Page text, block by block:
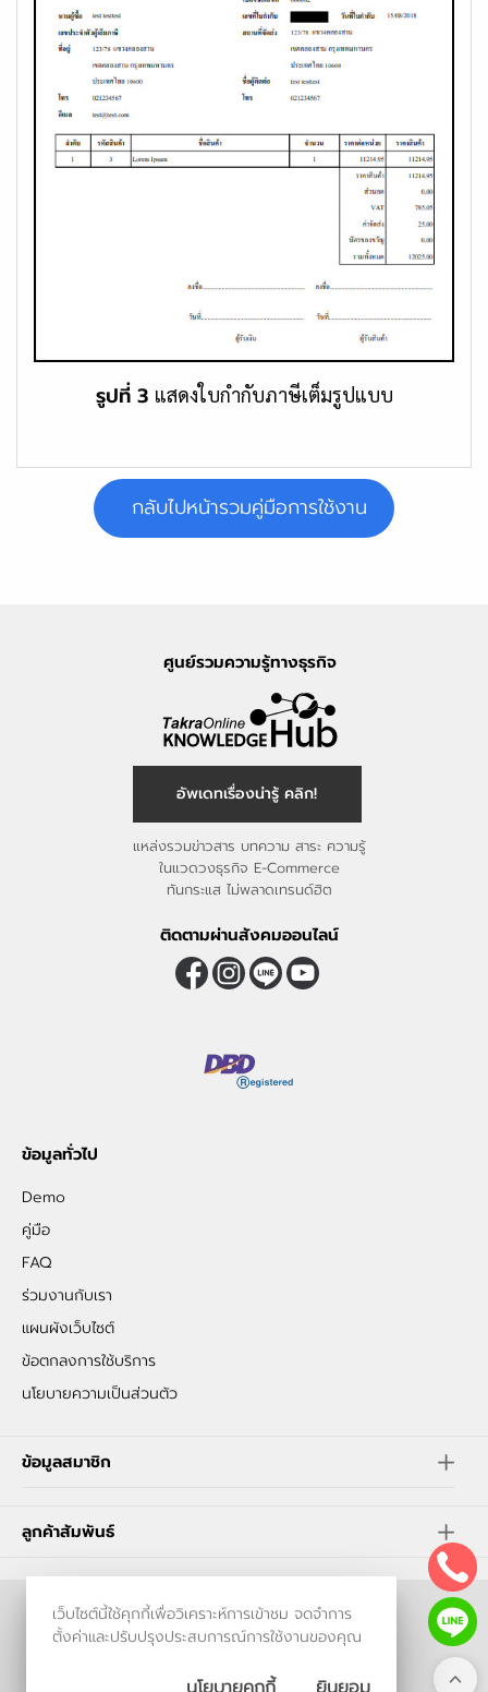
รูปที่ 3 แสดงใบกำกับภาษีเต็มรูปแบบ
กลับไปหน้ารวมคู่มือการใช้งาน
ศูนย์รวมความรู้ทางธุรกิจ
อัพเดทเรื่องน่ารู้ คลิก!
แหล่งรวมข่าวสาร บทความ สาระ ความรู้
ในแวดวงธุรกิจ E-Commerce
ทันกระแส ไม่พลาดเทรนด์ฮิต
ติดตามผ่านสังคมออนไลน์
ข้อมูลทั่วไป
Demo
คู่มือ
FAQ
ร่วมงานกับเรา
แผนผังเว็บไซต์
ข้อตกลงการใช้บริการ
นโยบายความเป็นส่วนตัว
ข้อมูลสมาชิก
ลูกค้าสัมพันธ์
ร้านค้าออนไลน์
เว็บไซต์นี้ใช้คุกกี้เพื่อวิเคราะห์การเข้าชม จดจำการ
ตั้งค่าและปรับปรุงประสบการณ์การใช้งานของคุณ